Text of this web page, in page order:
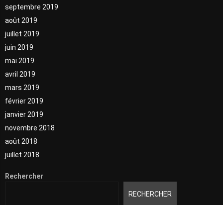
septembre 2019
août 2019
juillet 2019
juin 2019
mai 2019
avril 2019
mars 2019
février 2019
janvier 2019
novembre 2018
août 2018
juillet 2018
Rechercher
RECHERCHER